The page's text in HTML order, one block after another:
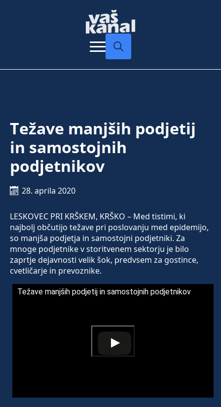
Težave manjših podjetij
in samostojnih
podjetnikov
28. aprila 2020
LESKOVEC PRI KRŠKEM, KRŠKO – Med tistimi, ki
najbolj občutijo težave pri poslovanju med epidemijo,
so manjša podjetja in samostojni podjetniki. Za
mnoge podjetnike v storitvenem sektorju je bilo
zaprtje dejavnosti velik šok, predvsem za gostince,
cvetličarje in prevoznike.
Težave manjših podjetij in samostojnih podjetnikov